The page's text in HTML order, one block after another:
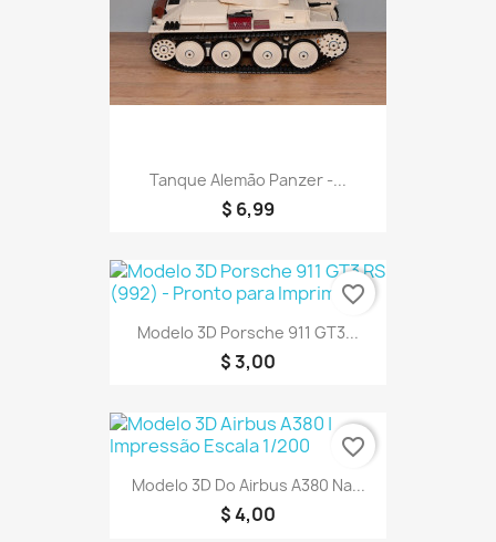
Tanque Alemão Panzer -...
$ 6,99
Modelo 3D Porsche 911 GT3...
$ 3,00
favorite_border
Modelo 3D Do Airbus A380 Na...
$ 4,00
favorite_border